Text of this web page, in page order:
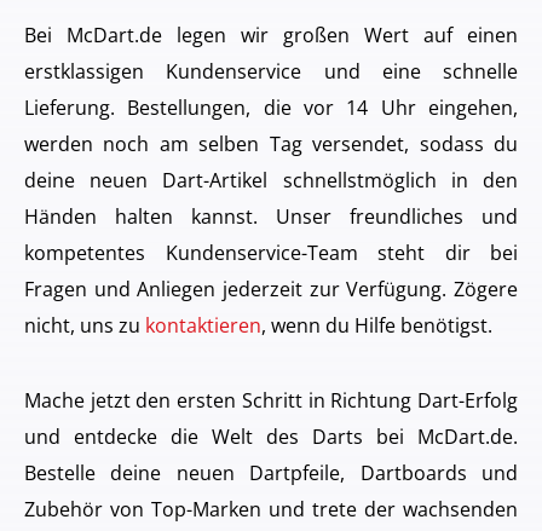
Bei McDart.de legen wir großen Wert auf einen
erstklassigen Kundenservice und eine schnelle
Lieferung. Bestellungen, die vor 14 Uhr eingehen,
werden noch am selben Tag versendet, sodass du
deine neuen Dart-Artikel schnellstmöglich in den
Händen halten kannst. Unser freundliches und
kompetentes Kundenservice-Team steht dir bei
Fragen und Anliegen jederzeit zur Verfügung. Zögere
nicht, uns zu kontaktieren, wenn du Hilfe benötigst.
Mache jetzt den ersten Schritt in Richtung Dart-Erfolg
und entdecke die Welt des Darts bei McDart.de.
Bestelle deine neuen Dartpfeile, Dartboards und
Zubehör von Top-Marken und trete der wachsenden